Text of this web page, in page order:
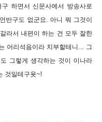
구 하면서 신문사에서 방송사로
반구도 없군요. 아니 뭐 그것이
라서 내편이 하는 건 모두 잘한
어리석음이라 치부할테니... 그
그렇게 생각하는 것이 이나라
것일테구욧~!